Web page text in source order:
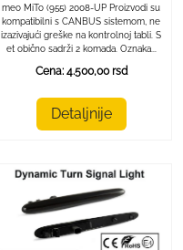
meo MiTo (955) 2008-UP Proizvodi su
kompatibilni s CANBUS sistemom, ne
izazivajući greške na kontrolnoj tabli. S
et obično sadrži 2 komada. Oznaka...
Cena: 4.500,00 rsd
Detaljnije